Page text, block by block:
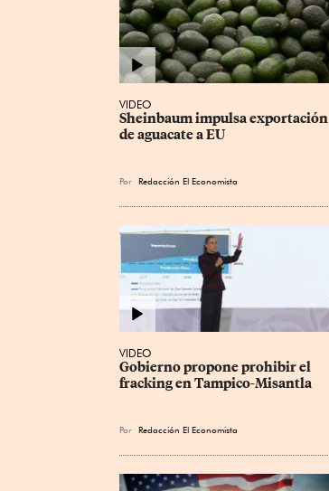
VIDEO
Sheinbaum impulsa exportación
de aguacate a EU
Por Redacción El Economista
VIDEO
Gobierno propone prohibir el
fracking en Tampico-Misantla
Por Redacción El Economista